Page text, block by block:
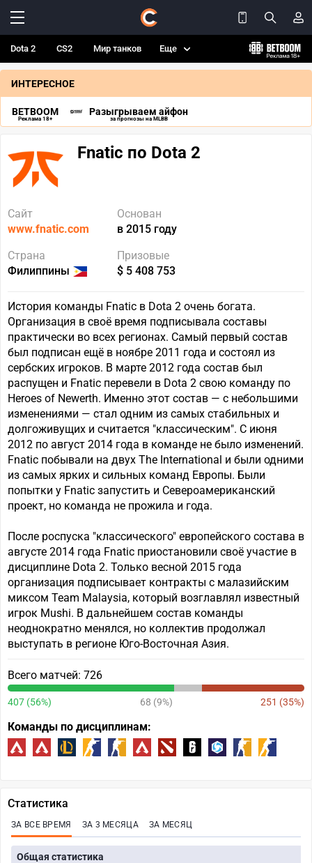
Dota 2 CS2 Мир танков Еще
ИНТЕРЕСНОЕ
BETBOOM
Реклама 18+
Разыгрываем айфон
за прогнозы на MLBB
Fnatic по Dota 2
Сайт
www.fnatic.com
Основан
в 2015 году
Страна
Филиппины
Призовые
$ 5 408 753
История команды Fnatic в Dota 2 очень богата.
Организация в своё время подписывала составы
практически во всех регионах. Самый первый состав
был подписан ещё в ноябре 2011 года и состоял из
сербских игроков. В марте 2012 года состав был
распущен и Fnatic перевели в Dota 2 свою команду по
Heroes of Newerth. Именно этот состав — с небольшими
изменениями — стал одним из самых стабильных и
долгоживущих и считается "классическим". С июня
2012 по август 2014 года в команде не было изменений.
Fnatic побывали на двух The International и были одними
из самых ярких и сильных команд Европы. Были
попытки у Fnatic запустить и Североамериканский
проект, но команда не прожила и года.
После роспуска "классического" европейского состава в
августе 2014 года Fnatic приостановили своё участие в
дисциплине Dota 2. Только весной 2015 года
организация подписывает контракты с малазийским
миксом Team Malaysia, который возглавлял известный
игрок Mushi. В дальнейшем состав команды
неоднократно менялся, но коллектив продолжал
выступать в регионе Юго-Восточная Азия.
Всего матчей: 726
407 (56%) 68 (9%) 251 (35%)
Команды по дисциплинам:
Статистика
ЗА ВСЕ ВРЕМЯ ЗА 3 МЕСЯЦА ЗА МЕСЯЦ
Общая статистика